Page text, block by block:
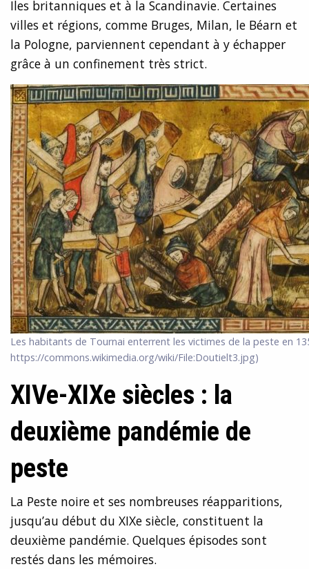
Iles britanniques et à la Scandinavie. Certaines
villes et régions, comme Bruges, Milan, le Béarn et
la Pologne, parviennent cependant à y échapper
grâce à un confinement très strict.
Les habitants de Tournai enterrent les victimes de la peste en
https://commons.wikimedia.org/wiki/File:Doutielt3.jpg)
XIVe-XIXe siècles : la
deuxième pandémie de
peste
La Peste noire et ses nombreuses réapparitions,
jusqu’au début du XIXe siècle, constituent la
deuxième pandémie. Quelques épisodes sont
restés dans les mémoires.